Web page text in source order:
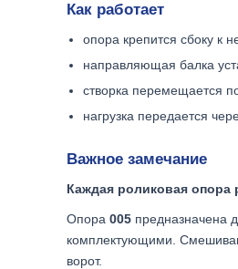
Как работает
опора крепится сбоку к
направляющая балка
створка перемещается
нагрузка передается
Важное замечание
Каждая роликовая опора
Опора 005 предназначена
комплектующими.
ворот.